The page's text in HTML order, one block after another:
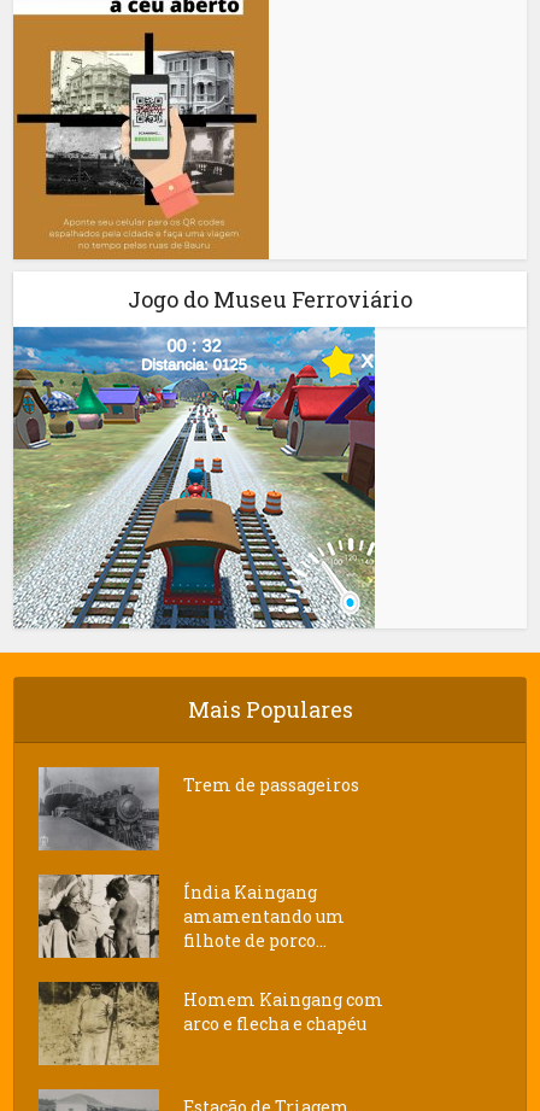
Jogo do Museu Ferroviário
Mais Populares
Trem de passageiros
Índia Kaingang
amamentando um
filhote de porco...
Homem Kaingang com
arco e flecha e chapéu